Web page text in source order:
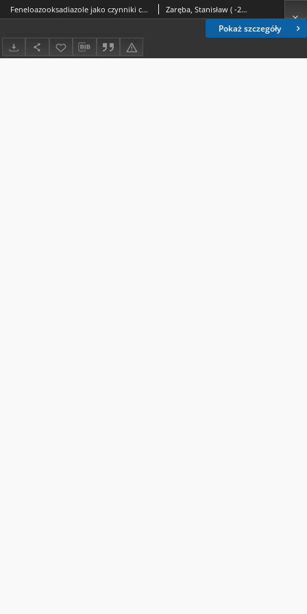
Pokaż szczegóły
Feneloazooksadiazole jako czynniki chelatujące. Cz. 2, 2-amino-5-(2',4'-dihydroksyfenyloazo-1')-1,3,4-oksadiazolu (AODAR) = Phenolazooxadiazoles as Chelating Agents. Part 2, Analytical Properties of 2-Amino-5-(2’,4’-dihydroxyphenylazo-1’)-1,3,4-oxadiazole (AODAR) / Zaręba, Stanisław ( -2015).